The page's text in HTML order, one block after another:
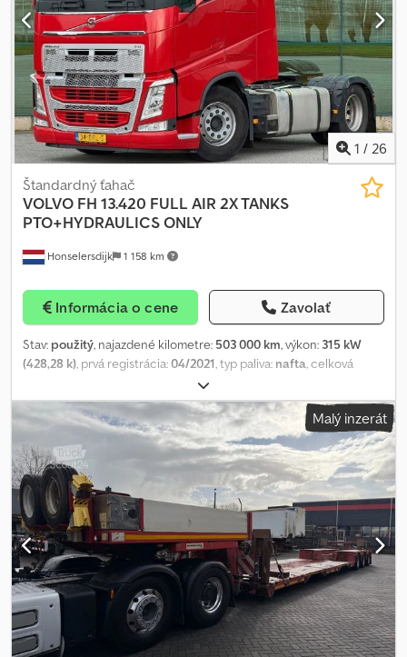
Telefón s handsfree súpravou • Centrálne zamykanie • 1 x 700
litrov ALU nádrž • Rázvor: 3 700 mm • Celková hmotnosť: 18 000 kg
(technicky možné 20 500 kg) • Prevádzková hmotnosť: 7 560 kg •
Rázvor: 3 700 mm • Kotúčové brzdy • Pneumatiky: 315/70 R22.5 •
Dezén pneumatík: 10/10/9/9/9/9 mm - STK / Kontrola: 02 /2027 -
Nemecké vozidlo! Omyly a predčasný predaj vyhradené!
1 / 26
Honselersdijk 1 158 km
Štandardný ťahač
VOLVO FH 13.420 FULL AIR 2X TANKS
PTO+HYDRAULICS ONLY
Informácia o cene Zavolať
Stav: použitý, najazdené kilometre: 503 000 km, výkon: 315 kW
(428,28 k), prvá registrácia:04/2021, typ paliva: nafta, celková
, konfigurácia náprav:
červená, typ prevodu:automatický, emisná trieda:Euro 6, Rok
výroby:2021, Výbava:ABS, elektronický stabilizačný program
(ESP), klimatizácia, nezávislé kúrenie, sadzový filter, VOLVO FH
420 PLNÉ VZDUCHOVÉ ODPRUŽENIE, 2x NÁDRŽE, PTO,
HYDRAULIKA Ďalšie informácie: * Nosnosť: 13 089 kg * Výška
vozidla: 3 950 mm * Šírka vozidla: 2 540 mm * Dĺžka vozidla: 5 990
mm * Typ | Predná náprava: Goodyear R * Rozmer pneumatík |
Predná náprava: 385/65 R22.5 * Dezén pneu vnútorná ľavá |
Predná náprava: 40 % * Dezén pneu vnútorná pravá | Predná
náprava: 40 % * Maximálne zaťaženie | Predná náprava: 8 000 kg *
Typ | Zadná náprava: Continental R * Rozmer pneumatík | Zadná
náprava: 315/70 R22.5 * Dezén pneu vonkajšia ľavá | Zadná náprava:
60 % * Dezén pneu vnútorná ľavá | Zadná náprava: 60 % * Dezén
pneu vonkajšia pravá | Zadná náprava: 60 % * Dezén pneu
Malý inzerát